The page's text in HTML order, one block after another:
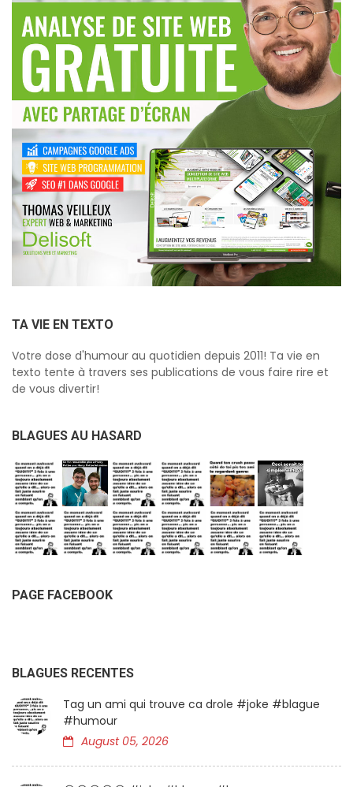
TA VIE EN TEXTO
Votre dose d'humour au quotidien depuis 2011! Ta vie en
texto tente à travers ses publications de vous faire rire et
de vous divertir!
BLAGUES AU HASARD
PAGE FACEBOOK
BLAGUES RECENTES
Tag un ami qui trouve ca drole #joke #blague
#humour
August 05, 2026